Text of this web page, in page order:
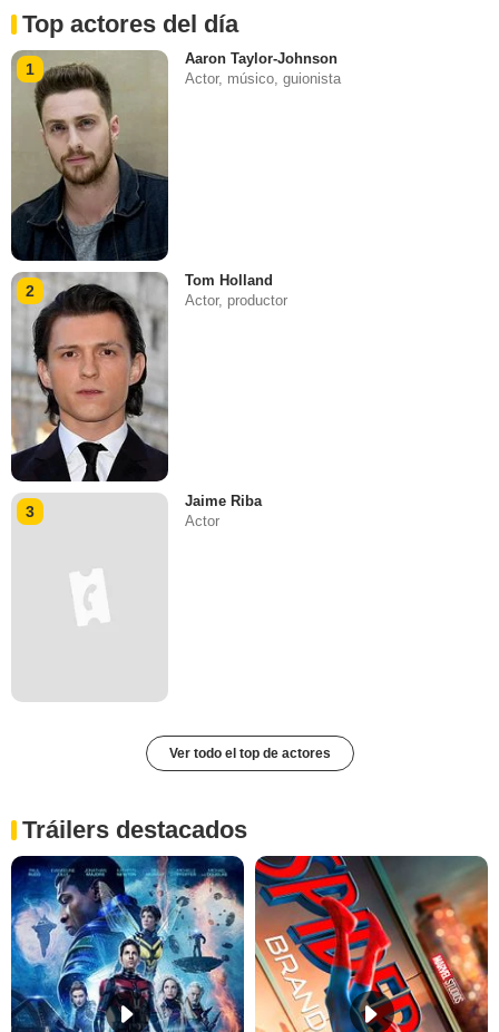
Top actores del día
1
Aaron Taylor-Johnson
Actor, músico, guionista
2
Tom Holland
Actor, productor
3
Jaime Riba
Actor
Ver todo el top de actores
Tráilers destacados